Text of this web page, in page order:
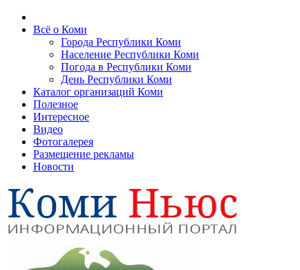
Всё о Коми
Города Республики Коми
Население Республики Коми
Погода в Республики Коми
День Республики Коми
Каталог организаций Коми
Полезное
Интересное
Видео
Фотогалерея
Размещение рекламы
Новости